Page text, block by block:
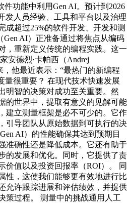
件功能中利用Gen AI。预计到2026
发人员经验、工具和平台以及治理
成超过25%的软件开发、开发和测
Gen AI）正准备通过将焦点从编码
，重新定义传统的编程实践。这一
安德烈·卡帕西（Andrej
，他最近表示：“最热门的新编程
量很重要？ 在现代技术快速发展
明智的决策对成功至关重要。然
的世界中，提取有意义的见解可能
建立测量框架是必不可少的。它作
引导团队从原始数据到可执行的决
AI）的性能确保其达到预期目
准确性还是降低成本。它还有助于
的发展和优化。同时，它提供了责
价值以及投资回报率（ROI）。 同
性，这使我们能够更有效地进行比
允许跟踪进展和评估绩效，并提供
策过程。 测量中的挑战通用人工